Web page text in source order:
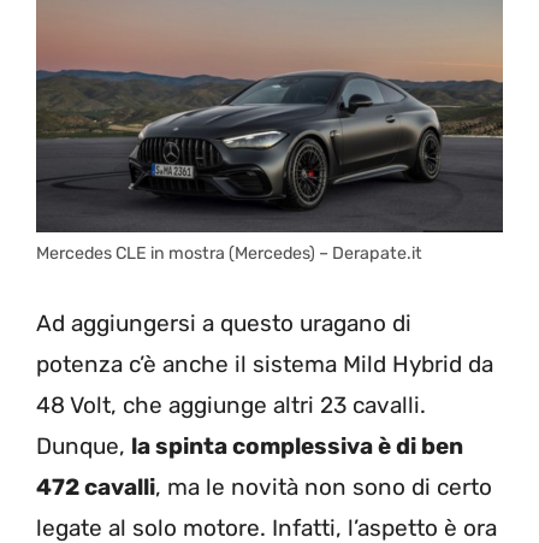
Mercedes CLE in mostra (Mercedes) – Derapate.it
Ad aggiungersi a questo uragano di
potenza c’è anche il sistema Mild Hybrid da
48 Volt, che aggiunge altri 23 cavalli.
Dunque, la spinta complessiva è di ben
472 cavalli, ma le novità non sono di certo
legate al solo motore. Infatti, l’aspetto è ora